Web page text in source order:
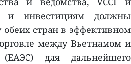
и инвестициям должны
стран в эффективном
между Вьетнамом и
для дальнейшего